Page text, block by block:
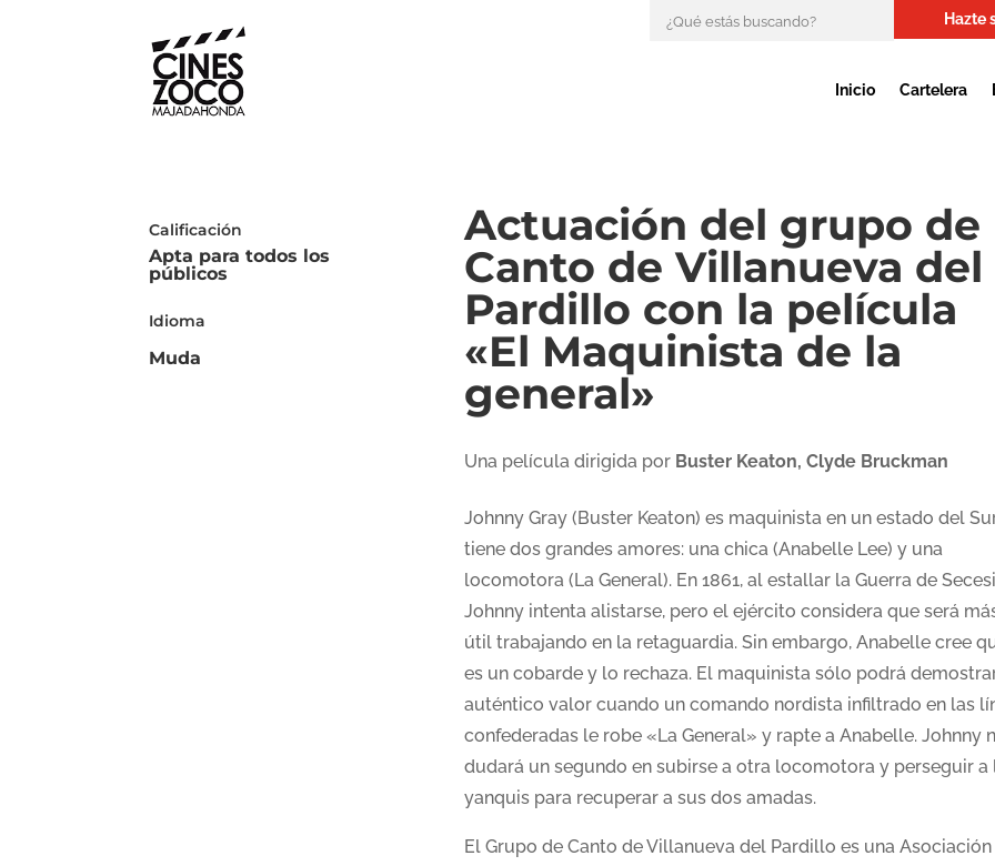
Hazte
Inicio Cartelera
Calificación
Apta para todos los
públicos
Idioma
Muda
Actuación del grupo de
Canto de Villanueva del
Pardillo con la película
«El Maquinista de la
general»
Una película dirigida por Buster Keaton, Clyde Bruckman
Johnny Gray (Buster Keaton) es maquinista en un estado del
tiene dos grandes amores: una chica (Anabelle Lee) y una
locomotora (La General). En 1861, al estallar la Guerra de
Johnny intenta alistarse, pero el ejército considera que será
útil trabajando en la retaguardia. Sin embargo, Anabelle cree
es un cobarde y lo rechaza. El maquinista sólo podrá
auténtico valor cuando un comando nordista infiltrado en las
confederadas le robe «La General» y rapte a Anabelle. Johnny
dudará un segundo en subirse a otra locomotora y perseguir a
yanquis para recuperar a sus dos amadas.
El Grupo de Canto de Villanueva del Pardillo es una Asociación